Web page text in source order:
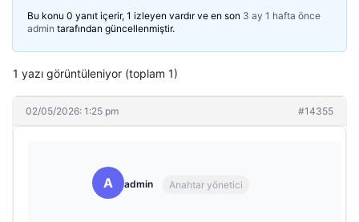
Bu konu 0 yanıt içerir, 1 izleyen vardır ve en son 3 ay 1 hafta önce
admin tarafından güncellenmiştir.
1 yazı görüntüleniyor (toplam 1)
02/05/2026: 1:25 pm #14355
A admin Anahtar yönetici